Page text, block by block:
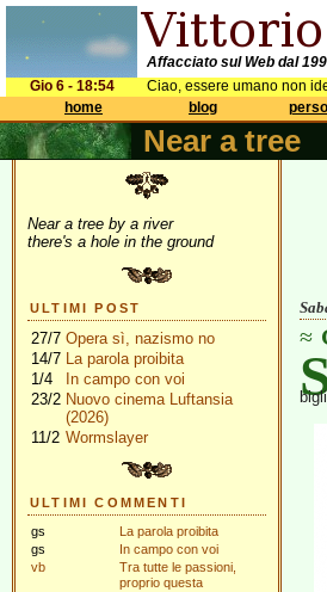
Affacciato sul Web dal
Gio 6 - 18:54
Ciao, essere umano non
home
blog
Near a tree
Near a tree by a river
there's a hole in the ground
ULTIMI POST
27/7 Opera sì, nazismo no
14/7 La parola proibita
1/4
In campo con voi
23/2 Nuovo cinema Luftansia
(2026)
11/2 Wormslayer
ULTIMI COMMENTI
gs
La parola proibita
gs
In campo con voi
vb
Tra tutte le passioni,
proprio questa